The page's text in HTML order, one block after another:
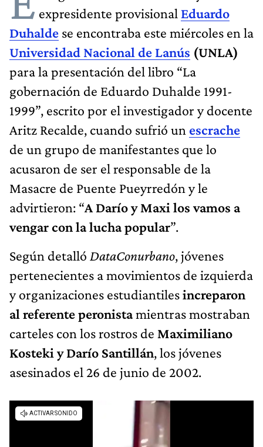
expresidente provisional Eduardo
Duhalde se encontraba este miércoles en la
Universidad Nacional de Lanús (UNLA)
para la presentación del libro “La
gobernación de Eduardo Duhalde 1991-
1999”, escrito por el investigador y docente
Aritz Recalde, cuando sufrió un escrache
de un grupo de manifestantes que lo
acusaron de ser el responsable de la
Masacre de Puente Pueyrredón y le
advirtieron: “A Darío y Maxi los vamos a
vengar con la lucha popular”.
Según detalló DataConurbano, jóvenes
pertenecientes a movimientos de izquierda
y organizaciones estudiantilesincreparon
al referente peronistamientras mostraban
carteles con los rostros de Maximiliano
Kosteki y Darío Santillán, los jóvenes
asesinados el 26 de junio de 2002.